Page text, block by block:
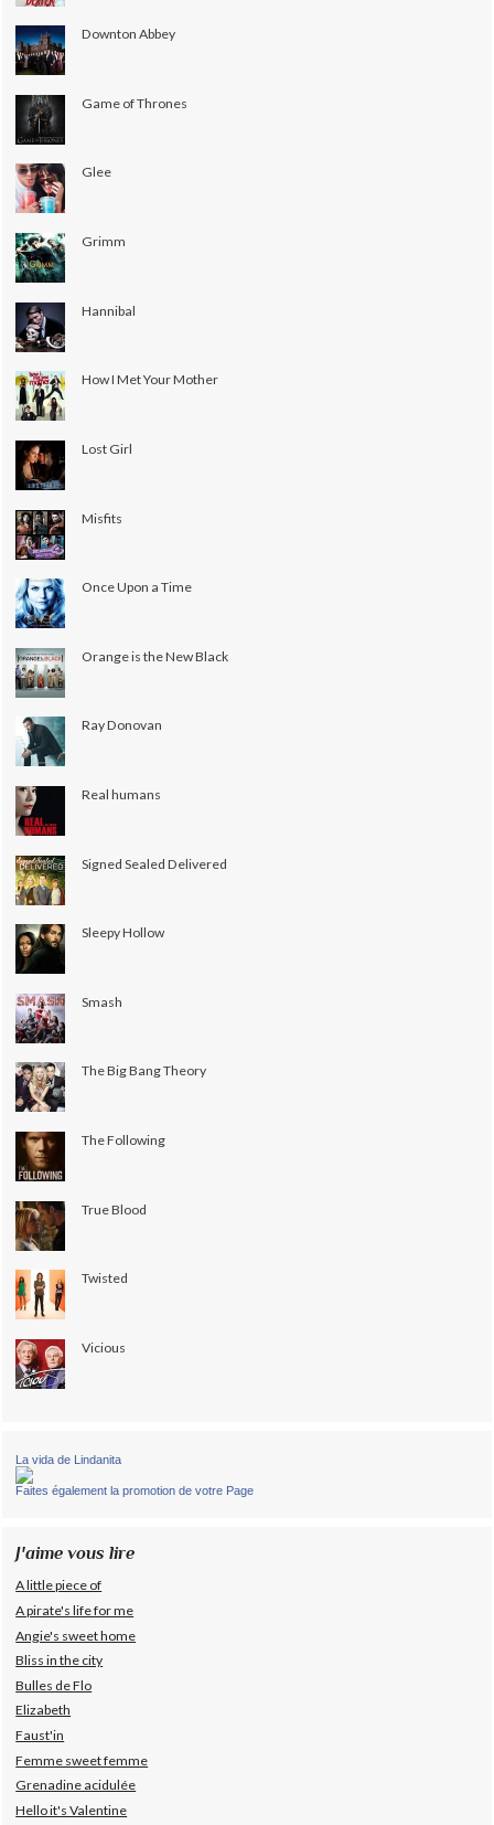
Downton Abbey
Game of Thrones
Glee
Grimm
Hannibal
How I Met Your Mother
Lost Girl
Misfits
Once Upon a Time
Orange is the New Black
Ray Donovan
Real humans
Signed Sealed Delivered
Sleepy Hollow
Smash
The Big Bang Theory
The Following
True Blood
Twisted
Vicious
La vida de Lindanita
Faites également la promotion de votre Page
J'aime vous lire
A little piece of
A pirate's life for me
Angie's sweet home
Bliss in the city
Bulles de Flo
Elizabeth
Faust'in
Femme sweet femme
Grenadine acidulée
Hello it's Valentine